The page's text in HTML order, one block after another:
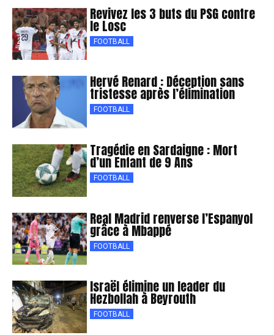
Revivez les 3 buts du PSG contre
le Losc
FOOTBALL
Hervé Renard : Déception sans
tristesse après l’élimination
FOOTBALL
Tragédie en Sardaigne : Mort
d’un Enfant de 9 Ans
FOOTBALL
Real Madrid renverse l’Espanyol
grâce à Mbappé
FOOTBALL
Israël élimine un leader du
Hezbollah à Beyrouth
FOOTBALL